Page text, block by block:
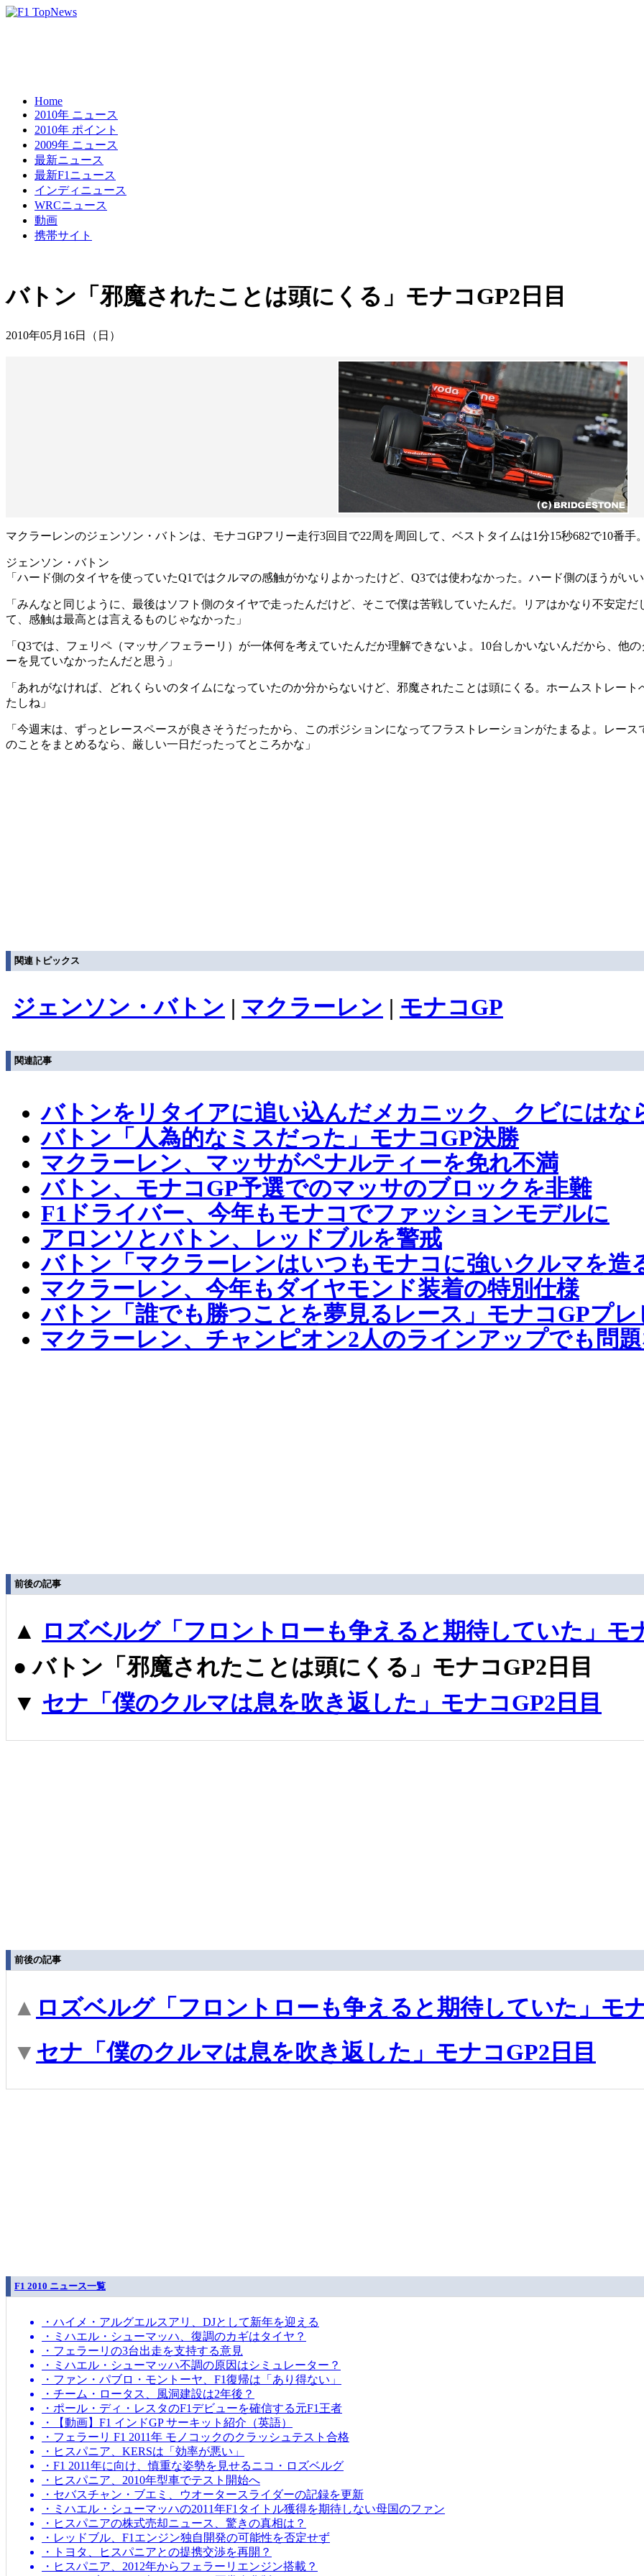
Home
2010年 ニュース
2010年 ポイント
2009年 ニュース
最新ニュース
最新F1ニュース
インディニュース
WRCニュース
動画
携帯サイト
バトン「邪魔されたことは頭にくる」モナコGP2日目
2010年05月16日（日）
マクラーレンのジェンソン・バトンは、モナコGPフリー走行3回目で22周を周回して、ベストタイムは1分15秒682で10番手
ジェンソン・バトン
「ハード側のタイヤを使っていたQ1ではクルマの感触がかなりよかったけど、Q3では使わなかった。ハード側のほうがい
「みんなと同じように、最後はソフト側のタイヤで走ったんだけど、そこで僕は苦戦していたんだ。リアはかなり不安定
て、感触は最高とは言えるものじゃなかった」
「Q3では、フェリペ（マッサ／フェラーリ）が一体何を考えていたんだか理解できないよ。10台しかいないんだから、他
ーを見ていなかったんだと思う」
「あれがなければ、どれくらいのタイムになっていたのか分からないけど、邪魔されたことは頭にくる。ホームストレー
たしね」
「今週末は、ずっとレースペースが良さそうだったから、このポジションになってフラストレーションがたまるよ。レー
のことをまとめるなら、厳しい一日だったってところかな」
関連トピックス
ジェンソン・バトン | マクラーレン | モナコGP
関連記事
バトンをリタイアに追い込んだメカニック、クビにはな
バトン「人為的なミスだった」モナコGP決勝
マクラーレン、マッサがペナルティーを免れ不満
バトン、モナコGP予選でのマッサのブロックを非難
F1ドライバー、今年もモナコでファッションモデルに
アロンソとバトン、レッドブルを警戒
バトン「マクラーレンはいつもモナコに強いクルマを造
マクラーレン、今年もダイヤモンド装着の特別仕様
バトン「誰でも勝つことを夢見るレース」モナコGPプレ
マクラーレン、チャンピオン2人のラインアップでも問題
前後の記事
▲ ロズベルグ「フロントローも争えると期待していた」モ
●バトン「邪魔されたことは頭にくる」モナコGP2日目
▼ セナ「僕のクルマは息を吹き返した」モナコGP2日目
前後の記事
▲ ロズベルグ「フロントローも争えると期待していた」モ
▼ セナ「僕のクルマは息を吹き返した」モナコGP2日目
F1 2010 ニュース一覧
・ハイメ・アルグエルスアリ、DJとして新年を迎える
・ミハエル・シューマッハ、復調のカギはタイヤ？
・フェラーリの3台出走を支持する意見
・ミハエル・シューマッハ不調の原因はシミュレーター？
・ファン・パブロ・モントーヤ、F1復帰は「あり得ない」
・チーム・ロータス、風洞建設は2年後？
・ポール・ディ・レスタのF1デビューを確信する元F1王者
・【動画】F1 インドGP サーキット紹介（英語）
・フェラーリ F1 2011年 モノコックのクラッシュテスト合格
・ヒスパニア、KERSは「効率が悪い」
・F1 2011年に向け、慎重な姿勢を見せるニコ・ロズベルグ
・ヒスパニア、2010年型車でテスト開始へ
・セバスチャン・ブエミ、ウオータースライダーの記録を更新
・ミハエル・シューマッハの2011年F1タイトル獲得を期待しない母国のファン
・ヒスパニアの株式売却ニュース、驚きの真相は？
・レッドブル、F1エンジン独自開発の可能性を否定せず
・トヨタ、ヒスパニアとの提携交渉を再開？
・ヒスパニア、2012年からフェラーリエンジン搭載？